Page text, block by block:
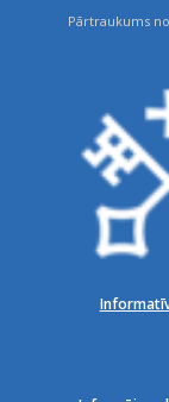
Pārtraukums